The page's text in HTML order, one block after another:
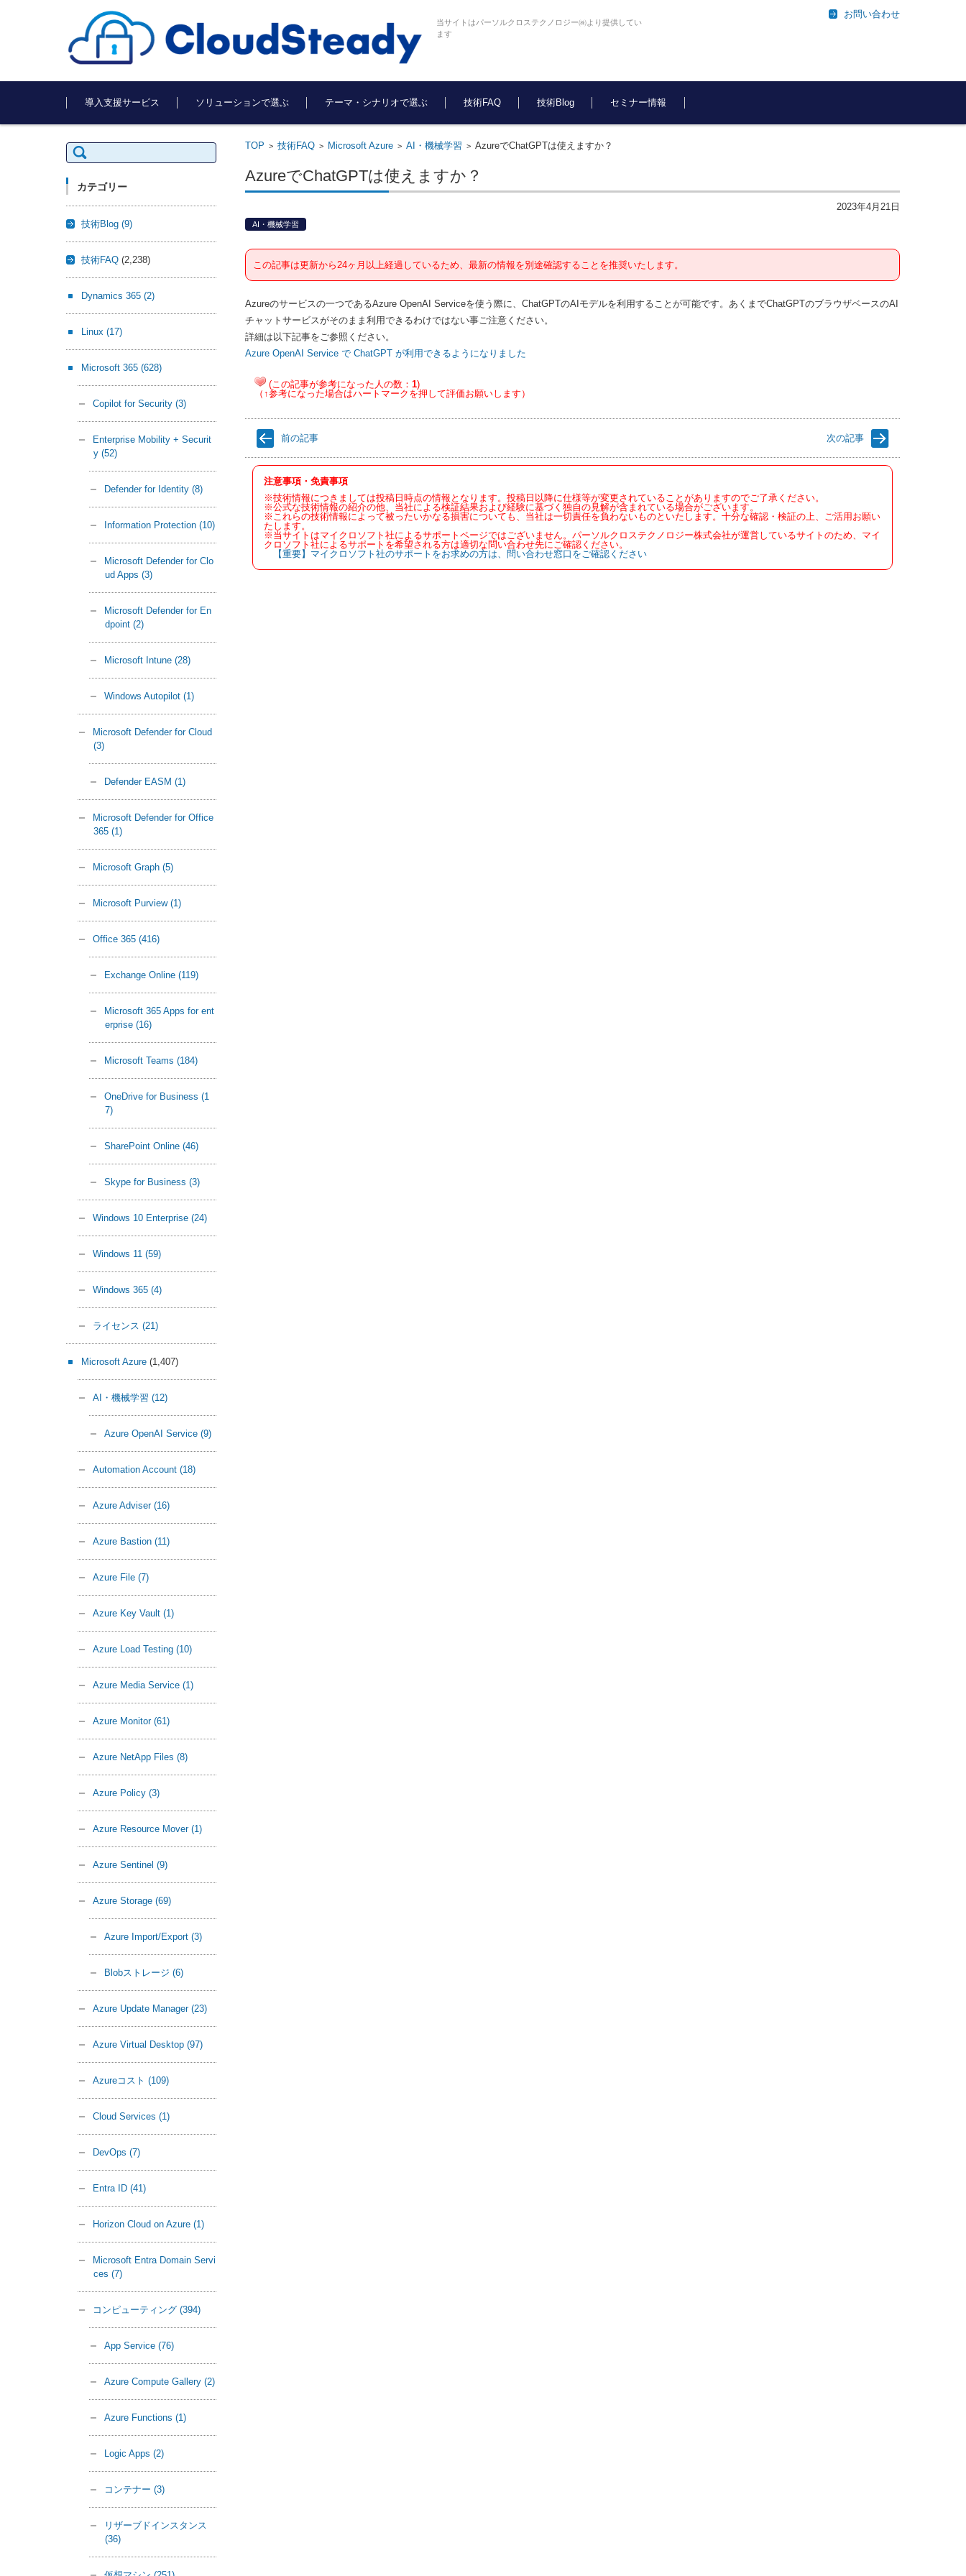
当サイトはパーソルクロステクノロジー㈱より提供してい
ます
お問い合わせ
コンテンツに移動
導入支援サービス
ソリューションで選ぶ テーマ・シナリオで選ぶ 技術FAQ 技術Blog セミナー情報
TOP > 技術FAQ> Microsoft Azure> AI・機械学習 > AzureでChatGPTは使えますか？
AzureでChatGPTは使えますか？
2023年4月21日
AI・機械学習
この記事は更新から24ヶ月以上経過しているため、最新の情報を別途確認することを推奨いたします。
Azureのサービスの一つであるAzure OpenAI Serviceを使う際に、ChatGPTのAIモデルを利用することが可能です。あくまでChatGPTのブラウザベースのAI
チャットサービスがそのまま利用できるわけではない事ご注意ください。
詳細は以下記事をご参照ください。
Azure OpenAI Service で ChatGPT が利用できるようになりました
(この記事が参考になった人の数： 1)
（↑参考になった場合はハートマークを押して評価お願いします）
前の記事 次の記事
注意事項・免責事項
※技術情報につきましては投稿日時点の情報となります。投稿日以降に仕様等が変更されていることがありますのでご了承ください。
※公式な技術情報の紹介の他、当社による検証結果および経験に基づく独自の見解が含まれている場合がございます。
※これらの技術情報によって被ったいかなる損害についても、当社は一切責任を負わないものといたします。十分な確認・検証の上、ご活用お願い
たします。
※当サイトはマイクロソフト社によるサポートページではございません。パーソルクロステクノロジー株式会社が運営しているサイトのため、マイ
クロソフト社によるサポートを希望される方は適切な問い合わせ先にご確認ください。
【重要】マイクロソフト社のサポートをお求めの方は、問い合わせ窓口をご確認ください
検
索:
カテゴリー
技術Blog (9)
技術FAQ (2,238)
Dynamics 365 (2)
Linux (17)
Microsoft 365 (628)
Copilot for Security (3)
Enterprise Mobility + Securit
y (52)
Defender for Identity (8)
Information Protection (10)
Microsoft Defender for Clo
ud Apps (3)
Microsoft Defender for En
dpoint (2)
Microsoft Intune (28)
Windows Autopilot (1)
Microsoft Defender for Cloud
(3)
Defender EASM (1)
Microsoft Defender for Office
365 (1)
Microsoft Graph (5)
Microsoft Purview (1)
Office 365 (416)
Exchange Online (119)
Microsoft 365 Apps for ent
erprise (16)
Microsoft Teams (184)
OneDrive for Business (1
7)
SharePoint Online (46)
Skype for Business (3)
Windows 10 Enterprise (24)
Windows 11 (59)
Windows 365 (4)
ライセンス (21)
Microsoft Azure (1,407)
AI・機械学習 (12)
Azure OpenAI Service (9)
Automation Account (18)
Azure Adviser (16)
Azure Bastion (11)
Azure File (7)
Azure Key Vault (1)
Azure Load Testing (10)
Azure Media Service (1)
Azure Monitor (61)
Azure NetApp Files (8)
Azure Policy (3)
Azure Resource Mover (1)
Azure Sentinel (9)
Azure Storage (69)
Azure Import/Export (3)
Blobストレージ (6)
Azure Update Manager (23)
Azure Virtual Desktop (97)
Azureコスト (109)
Cloud Services (1)
DevOps (7)
Entra ID (41)
Horizon Cloud on Azure (1)
Microsoft Entra Domain Servi
ces (7)
コンピューティング (394)
App Service (76)
Azure Compute Gallery (2)
Azure Functions (1)
Logic Apps (2)
コンテナー (3)
リザーブドインスタンス
(36)